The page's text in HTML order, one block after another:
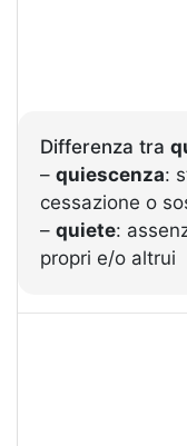
Differenza tra
– quiescenza:
cessazione o
– quiete:
propri e/o altrui